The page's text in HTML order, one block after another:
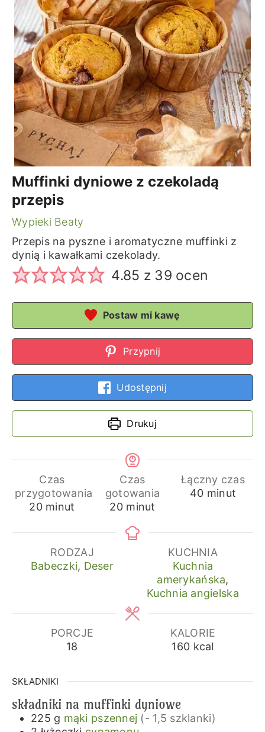
Muffinki dyniowe z czekoladą
przepis
Wypieki Beaty
Przepis na pyszne i aromatyczne muffinki z
dynią i kawałkami czekolady.
4.85 z 39 ocen
Postaw mi kawę
Przypnij
Udostępnij
Drukuj
Czas
przygotowania
20minuty
minut
Czas
gotowania
20minuty
minut
Łączny czas
40minuty
minut
RODZAJ
Babeczki, Deser
KUCHNIA
Kuchnia
amerykańska,
Kuchnia angielska
PORCJE
18
KALORIE
160 kcal
SKŁADNIKI
składniki na muffinki dyniowe
225 g mąki pszennej (- 1,5 szklanki)